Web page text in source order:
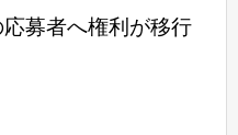
募者へ権利が移行